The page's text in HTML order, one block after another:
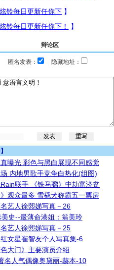
辩论区
匿名发表：
隐藏地址：
】
曝光 彩色与黑白展现不同感觉
内地男歌手竞争白热化(组图)
联手 《铁马骝》中劫富济贫
》观众最多 雪橇犬称霸五一票房
艺人徐熙娣写真－26
史--最薄命港姐：翁美玲
艺人徐熙娣写真－25
女星崔智友个人写真集-6
大门》主要演员介绍
名人气偶像奥黛丽-赫本-10